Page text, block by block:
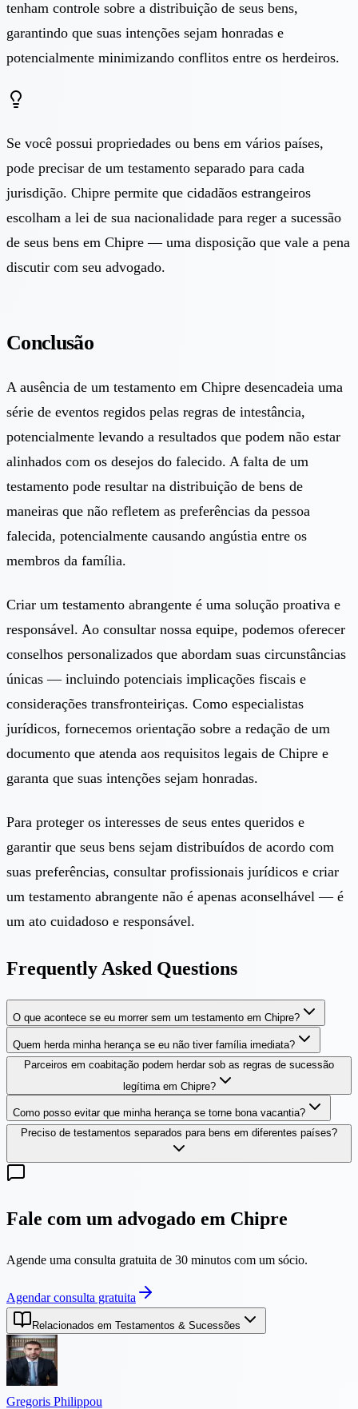
tenham controle sobre a distribuição de seus bens,
garantindo que suas intenções sejam honradas e
potencialmente minimizando conflitos entre os herdeiros.
Se você possui propriedades ou bens em vários países,
pode precisar de um testamento separado para cada
jurisdição. Chipre permite que cidadãos estrangeiros
escolham a lei de sua nacionalidade para reger a sucessão
de seus bens em Chipre — uma disposição que vale a pena
discutir com seu advogado.
Conclusão
A ausência de um testamento em Chipre desencadeia uma
série de eventos regidos pelas regras de intestância,
potencialmente levando a resultados que podem não estar
alinhados com os desejos do falecido. A falta de um
testamento pode resultar na distribuição de bens de
maneiras que não refletem as preferências da pessoa
falecida, potencialmente causando angústia entre os
membros da família.
Criar um testamento abrangente é uma solução proativa e
responsável. Ao consultar nossa equipe, podemos oferecer
conselhos personalizados que abordam suas circunstâncias
únicas — incluindo potenciais implicações fiscais e
considerações transfronteiriças. Como especialistas
jurídicos, fornecemos orientação sobre a redação de um
documento que atenda aos requisitos legais de Chipre e
garanta que suas intenções sejam honradas.
Para proteger os interesses de seus entes queridos e
garantir que seus bens sejam distribuídos de acordo com
suas preferências, consultar profissionais jurídicos e criar
um testamento abrangente não é apenas aconselhável — é
um ato cuidadoso e responsável.
Frequently Asked Questions
O que acontece se eu morrer sem um testamento em Chipre?
Quem herda minha herança se eu não tiver família imediata?
Parceiros em coabitação podem herdar sob as regras de sucessão
legítima em Chipre?
Como posso evitar que minha herança se torne bona vacantia?
Preciso de testamentos separados para bens em diferentes países?
Fale com um advogado em Chipre
Agende uma consulta gratuita de 30 minutos com um sócio.
Agendar consulta gratuita
Relacionados em Testamentos & Sucessões
Gregoris Philippou